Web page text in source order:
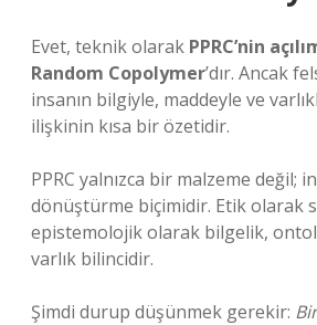
Evet, teknik olarak PPRC’nin
Random Copolymer’dır. Ancak
insanın bilgiyle, maddeyle ve
ilişkinin kısa bir özetidir.
PPRC yalnızca bir malzeme değil;
dönüştürme biçimidir. Etik olarak
epistemolojik olarak bilgelik,
varlık bilincidir.
Şimdi durup düşünmek gerekir: